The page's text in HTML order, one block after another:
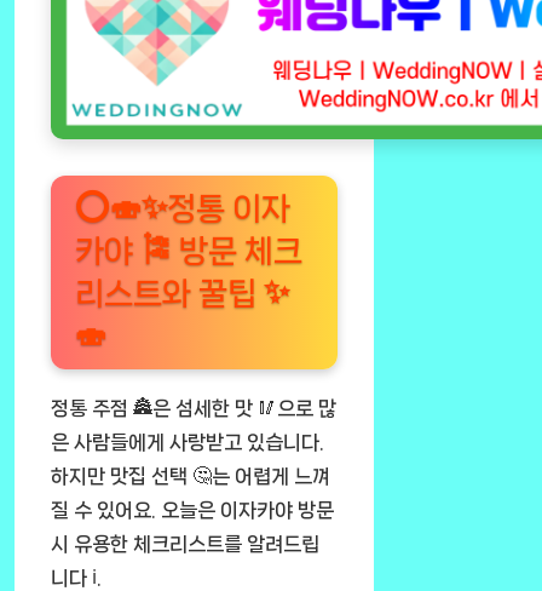
⭕🍣✨정통 이자
카야 🎏 방문 체크
리스트와 꿀팁 ✨
🍣
정통 주점 🏯은 섬세한 맛 🥢으로 많
은 사람들에게 사랑받고 있습니다.
하지만 맛집 선택 🤔는 어렵게 느껴
질 수 있어요. 오늘은 이자카야 방문
시 유용한 체크리스트를 알려드립
니다 ℹ️.